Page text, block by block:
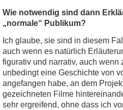
Wie notwendig sind dann
„normale“ Publikum?
Ich glaube, sie sind in diesem
auch wenn es natürlich
figurativ und narrativ, auch
unbedingt eine Geschichte von
angefangen habe, an dem
gezeichneten Filme
sehr ergreifend, ohne dass ich